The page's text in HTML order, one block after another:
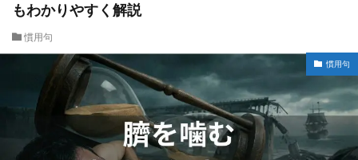
もわかりやすく解説
慣用句
慣用句